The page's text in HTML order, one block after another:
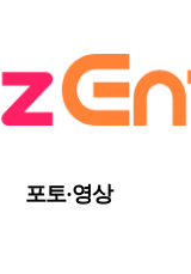
포토·영상